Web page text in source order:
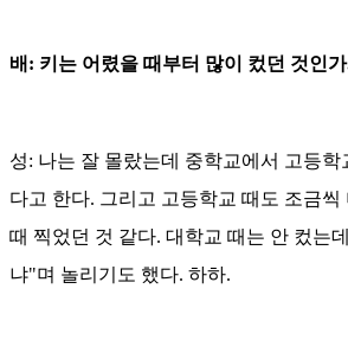
배: 키는 어렸을 때부터 많이 컸던 것인
성: 나는 잘 몰랐는데 중학교에서 고등학
다고 한다. 그리고 고등학교 때도 조금씩
때 찍었던 것 같다. 대학교 때는 안 컸는
냐"며 놀리기도 했다. 하하.